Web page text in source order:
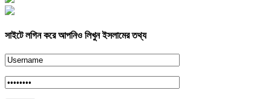
সাইটে লগিন করে আপনিও লিখুন ইসলামের তথ্য